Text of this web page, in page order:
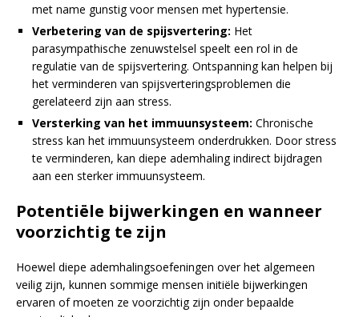
met name gunstig voor mensen met hypertensie.
Verbetering van de spijsvertering: Het
parasympathische zenuwstelsel speelt een rol in de
regulatie van de spijsvertering. Ontspanning kan helpen bij
het verminderen van spijsverteringsproblemen die
gerelateerd zijn aan stress.
Versterking van het immuunsysteem: Chronische
stress kan het immuunsysteem onderdrukken. Door stress
te verminderen, kan diepe ademhaling indirect bijdragen
aan een sterker immuunsysteem.
Potentiële bijwerkingen en wanneer
voorzichtig te zijn
Hoewel diepe ademhalingsoefeningen over het algemeen
veilig zijn, kunnen sommige mensen initiële bijwerkingen
ervaren of moeten ze voorzichtig zijn onder bepaalde